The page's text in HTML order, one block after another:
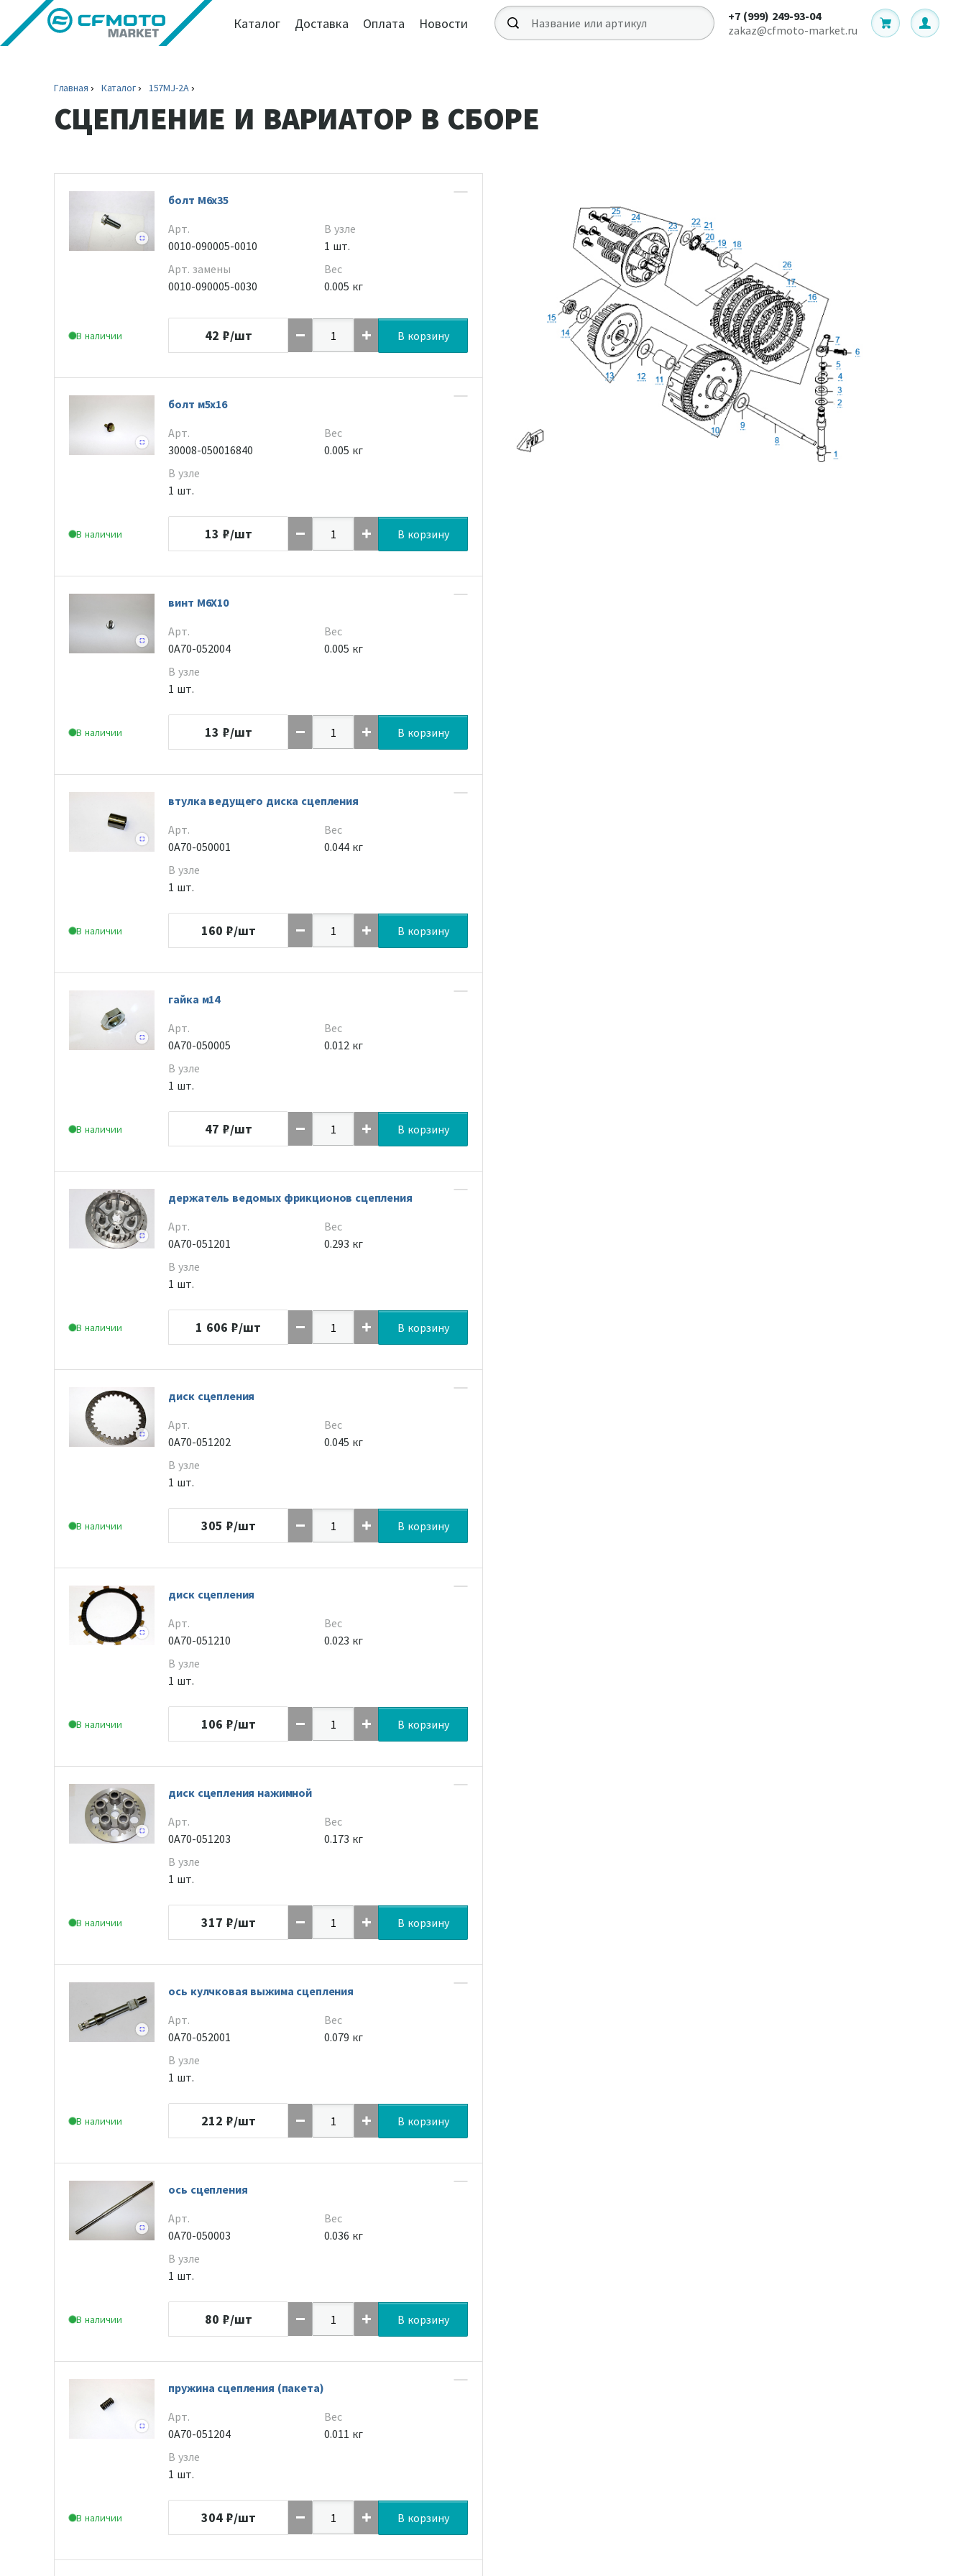
Каталог Доставка Оплата Новости
+7 (999) 249-93-04
zakaz@cfmoto-market.ru
Главная Каталог 157MJ-2A
СЦЕПЛЕНИЕ И ВАРИАТОР В СБОРЕ
В наличии
болт M6x35
Арт.
0010-090005-0010
Арт. замены
0010-090005-0030
В узле
1 шт.
Вес
0.005 кг
42 ₽/шт В корзину
В наличии
болт м5х16
Арт.
30008-050016840
В узле
1 шт.
Вес
0.005 кг
13 ₽/шт В корзину
В наличии
винт M6X10
Арт.
0A70-052004
В узле
1 шт.
Вес
0.005 кг
13 ₽/шт В корзину
В наличии
втулка ведущего диска сцепления
Арт.
0A70-050001
В узле
1 шт.
Вес
0.044 кг
160 ₽/шт В корзину
В наличии
гайка м14
Арт.
0A70-050005
В узле
1 шт.
Вес
0.012 кг
47 ₽/шт В корзину
В наличии
держатель ведомых фрикционов сцепления
Арт.
0A70-051201
В узле
1 шт.
Вес
0.293 кг
1 606 ₽/шт В корзину
В наличии
диск сцепления
Арт.
0A70-051202
В узле
1 шт.
Вес
0.045 кг
305 ₽/шт В корзину
В наличии
диск сцепления
Арт.
0A70-051210
В узле
1 шт.
Вес
0.023 кг
106 ₽/шт В корзину
В наличии
диск сцепления нажимной
Арт.
0A70-051203
В узле
1 шт.
Вес
0.173 кг
317 ₽/шт В корзину
В наличии
ось кулчковая выжима сцепления
Арт.
0A70-052001
В узле
1 шт.
Вес
0.079 кг
212 ₽/шт В корзину
В наличии
ось сцепления
Арт.
0A70-050003
В узле
1 шт.
Вес
0.036 кг
80 ₽/шт В корзину
В наличии
пружина сцепления (пакета)
Арт.
0A70-051204
В узле
1 шт.
Вес
0.011 кг
304 ₽/шт В корзину